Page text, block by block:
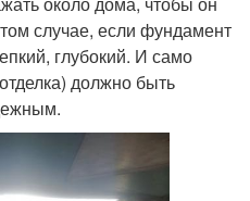
случае, если фундамент
глубокий. И само
должно быть